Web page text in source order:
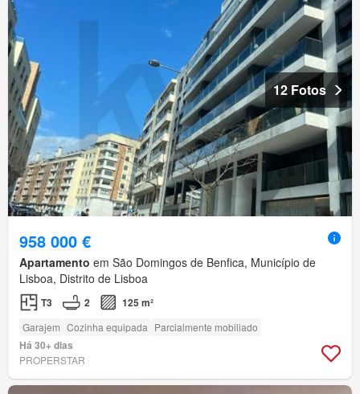
12 Fotos
958 000 €
Apartamento em São Domingos de Benfica, Município de
Lisboa, Distrito de Lisboa
T3 2 125 m²
Garajem Cozinha equipada Parcialmente mobiliado
Há 30+ dias
PROPERSTAR